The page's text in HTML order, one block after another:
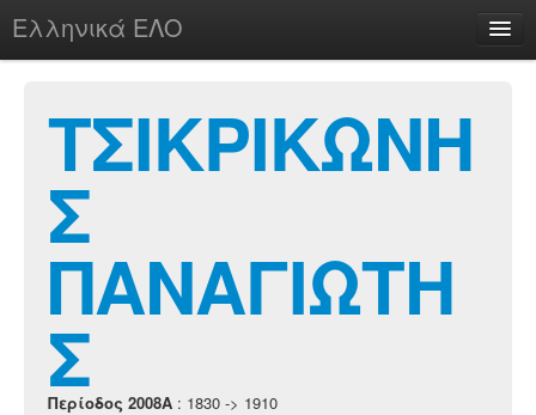
Ελληνικά ΕΛΟ
chesstu.be @ discord
Login
ΤΣΙΚΡΙΚΩΝΗ
Σ
ΠΑΝΑΓΙΩΤΗ
Σ
Περίοδος 2008A : 1830 -> 1910